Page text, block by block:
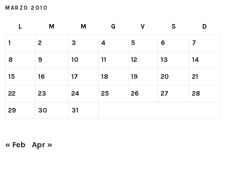
MARZO 2010
L M M G V S D
1 2 3 4 5 6 7
8 9 10 11 12 13 14
15 16 17 18 19 20 21
22 23 24 25 26 27 28
29 30 31
« Feb Apr »